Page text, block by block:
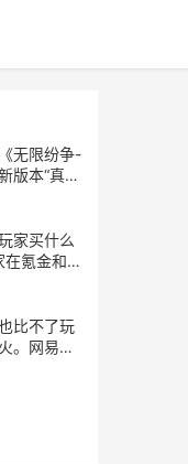
无限纷争-
版本“真央
，两大新
上线，众
进修，超
刀，头顶
番队
家买什么
在氪金和
是需要精
斗微氪玩
吧。
比不了玩
。网易倾
版授权手
以来吸引
为时下话